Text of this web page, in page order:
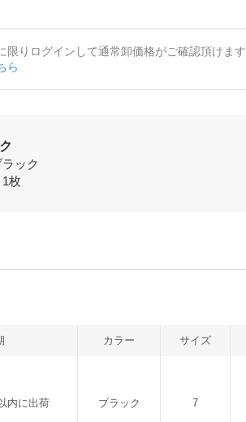
限りログインして通常卸価格がご確認頂けます
ら
ック
枚
カラー サイズ
内に出荷 ブラック 7